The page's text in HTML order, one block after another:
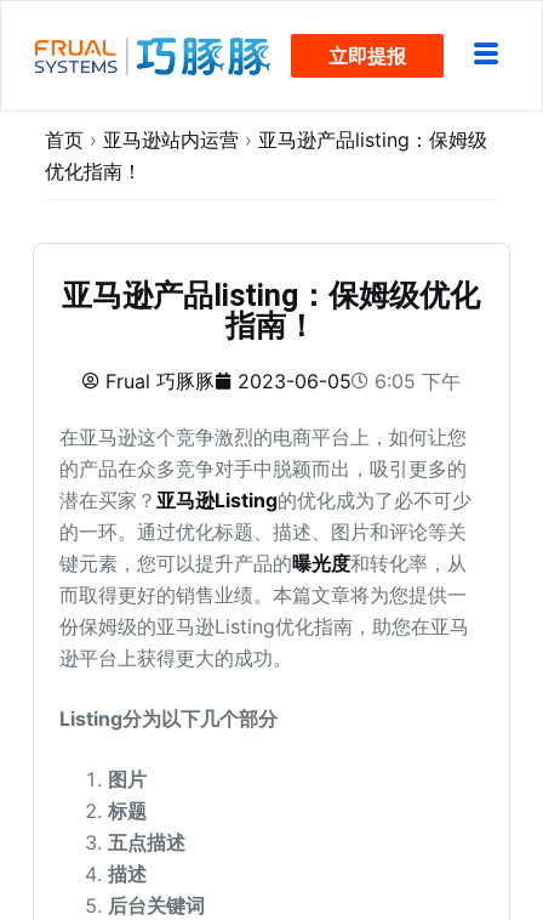
过
立即提报
首页 › 亚马逊站内运营 › 亚马逊产品listing：保姆级
优化指南！
亚马逊产品listing：保姆级优化
指南！
Frual 巧豚豚 2023-06-05 6:05 下午
在亚马逊这个竞争激烈的电商平台上，如何让您
的产品在众多竞争对手中脱颖而出，吸引更多的
潜在买家？亚马逊Listing的优化成为了必不可少
的一环。通过优化标题、描述、图片和评论等关
键元素，您可以提升产品的曝光度和转化率，从
而取得更好的销售业绩。本篇文章将为您提供一
份保姆级的亚马逊Listing优化指南，助您在亚马
逊平台上获得更大的成功。
Listing分为以下几个部分
图片
标题
五点描述
描述
后台关键词